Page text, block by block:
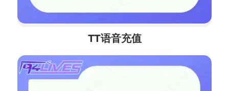
TT语音充值